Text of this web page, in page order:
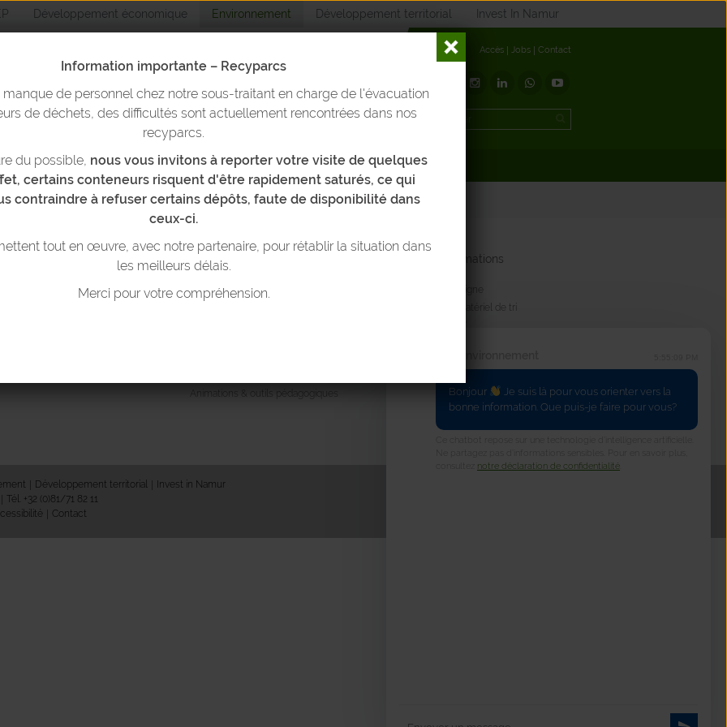
Développement économique Environnement Développement territorial Invest In Namur
Environnement
Accès Jobs Contact
& bulles Trier ses déchets Réduire ses déchets Téléchargements
parcs et bulles de votre localité
Réduire ses déchets
Réduire ses déchets: comment faire?
Animations & outils pédagogiques
Matériel & Animations
Commande du matériel de tri
Téléchargements
Développement territorial
Invest in Namur
Tél. +32 (0)81/71 82 11
Contact
Information importante – Recyparcs
manque de personnel chez notre sous-traitant en charge de l'évacuation
de déchets, des difficultés sont actuellement rencontrées dans nos
recyparcs.
du possible, nous vous invitons à reporter votre visite de quelques
certains conteneurs risquent d'être rapidement saturés, ce qui
contraindre à refuser certains dépôts, faute de disponibilité dans
ceux-ci.
tout en œuvre, avec notre partenaire, pour rétablir la situation dans
les meilleurs délais.
Merci pour votre compréhension.
Bonjour
Je suis là pour vous orienter vers la
bonne information. Que puis-je faire pour vous?
notre déclaration de confidentialité